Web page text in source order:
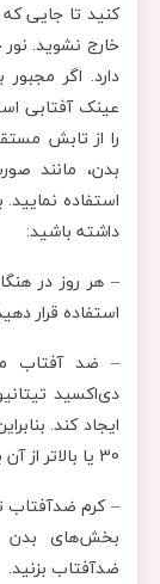
خارج نشوید.
دارد. اگر
عینک آفتابی
را از تابش
بدن، مانند
استفاده
داشته باشید:
– هر روز در
استفاده قرار
– ضد آفتاب
دی‌‌اکسید
30 یا بالاتر از آن باشد.
– کرم ضدآفتاب
بخش‌های بدن
ضدآفتاب بزنید.